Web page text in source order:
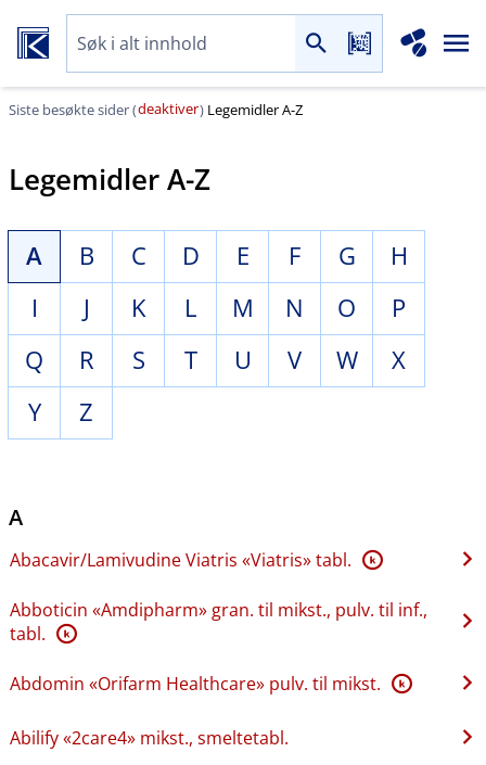
Siste besøkte sider (deaktiver) Legemidler A-Z
Legemidler A-Z
A B C D E F G
H
I
J K L M N O
P
Q
R S T U V W
X
Y
Z
A
Abacavir​/​Lamivudine Viatris «Viatris» tabl. K
Abboticin «Amdipharm» gran. til mikst., pulv. til inf.,
tabl. K
Abdomin «Orifarm Healthcare» pulv. til mikst. K
Abilify «2care4» mikst., smeltetabl.